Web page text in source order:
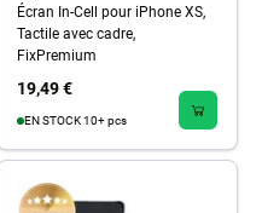
Écran In-Cell pour iPhone XS,
Tactile avec cadre,
FixPremium
19,49 €
EN STOCK 10+ pcs